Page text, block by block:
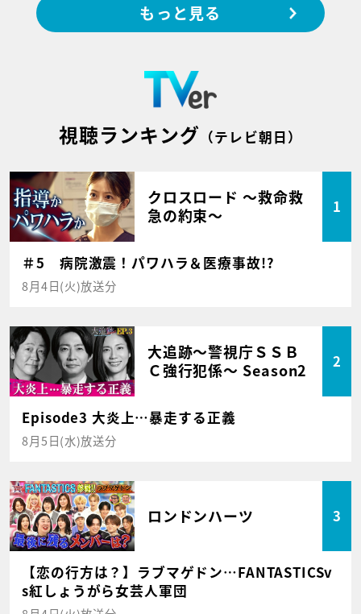
もっと見る
視聴ランキング （テレビ朝日）
クロスロード ～救命救
急の約束～
1
＃5 病院激震！パワハラ＆医療事故!?
8月4日(火)放送分
大追跡～警視庁ＳＳＢ
Ｃ強行犯係～ Season2
2
Episode3 大炎上…暴走する正義
8月5日(水)放送分
ロンドンハーツ 3
【恋の行方は？】ラブマゲドン…FANTASTICSv
s紅しょうがら女芸人軍団